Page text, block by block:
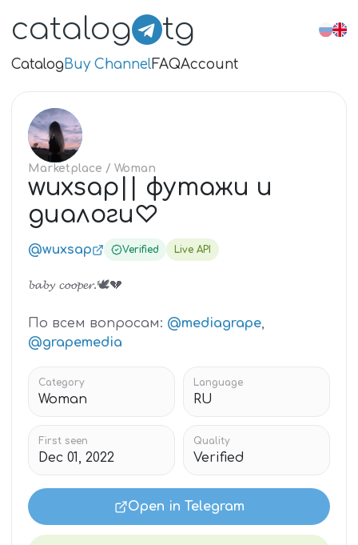
catalog tg
CatalogBuy ChannelFAQAccount
WU
Marketplace / Woman
wuxsap|| футажи и
диалоги♡
@wuxsap Verified Live API
𝓫𝓪𝓫𝔂 𝓬𝓸𝓸𝓹𝓮𝓻.🕊💔
По всем вопросам: @mediagrape,
@grapemedia
Category
Woman
Language
RU
First seen
Dec 01, 2022
Quality
Verified
Open in Telegram